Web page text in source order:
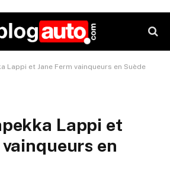
Lappi et Jane Ferm vainqueurs en Suède
Lappi et
en